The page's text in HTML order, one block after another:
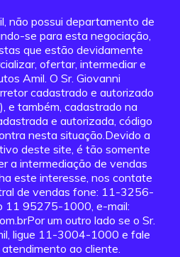
não possui departamento de
se para esta negociação,
que estão devidamente
ofertar, intermediar e
Amil. O Sr. Giovanni
cadastrado e autorizado
e também, cadastrado na
e autorizada, código
nesta situação.Devido a
deste site, é tão somente
a intermediação de vendas
este interesse, nos contate
de vendas fone: 11-3256-
11 95275-1000, e-mail:
um outro lado se o Sr.
ligue 11-3004-1000 e fale
ao cliente.